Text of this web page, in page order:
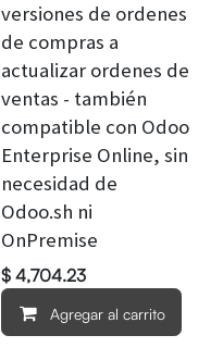
versiones de ordenes
de compras a
actualizar ordenes de
ventas - también
compatible con Odoo
Enterprise Online, sin
necesidad de
Odoo.sh ni
OnPremise
$ 4,704.23
Agregar al carrito